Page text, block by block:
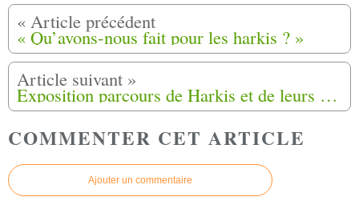
« Qu’avons-nous fait pour les harkis ? »
Exposition parcours de Harkis et de leurs familles le 21 Septembre 2021 à Nice (06)
COMMENTER CET ARTICLE
Ajouter un commentaire